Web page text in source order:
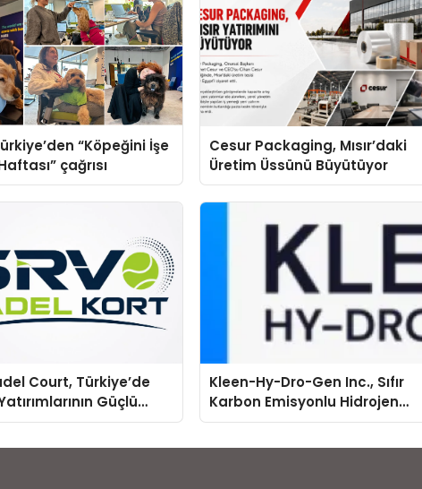
“Köpeğini İşe
çağrısı
Cesur Packaging, Mısır’daki
Üretim Üssünü Büyütüyor
Court, Türkiye’de
Güçlü
Olmayı Sürdürüyor
Kleen-Hy-Dro-Gen Inc., Sıfır
Karbon Emisyonlu Hidrojen
Isıtma Teknolojisinde ISO ve